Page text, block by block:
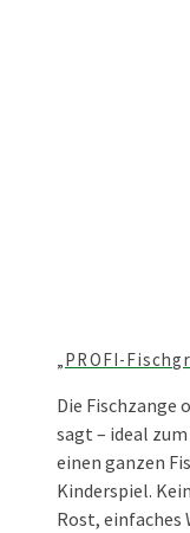
„PROFI-
Die Fischzange
sagt – ideal
einen ganzen
Kinderspiel.
Rost, einfaches